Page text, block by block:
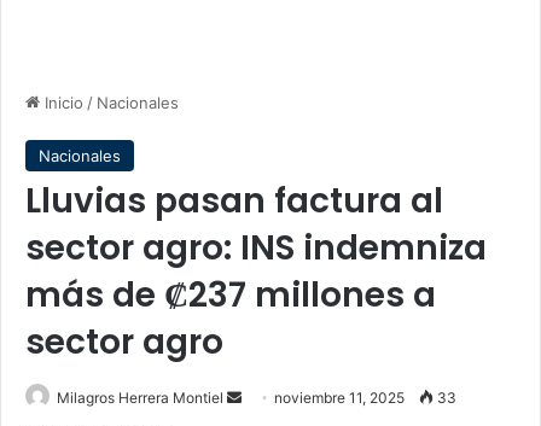
Inicio / Nacionales
Nacionales
Lluvias pasan factura al
sector agro: INS indemniza
más de ₡237 millones a
sector agro
Milagros Herrera Montiel
Send noviembre 11, 2025 33